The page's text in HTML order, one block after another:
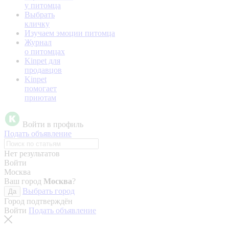
у питомца
Выбрать
кличку
Изучаем эмоции питомца
Журнал
о питомцах
Kinpet для
продавцов
Kinpet
помогает
приютам
Войти в профиль
Подать объявление
Нет результатов
Войти
Москва
Ваш город Москва?
Да
Выбрать город
Город подтверждён
Войти Подать объявление